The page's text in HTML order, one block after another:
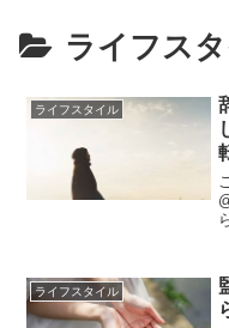
ライフス
ライフスタイル
ライフスタイル